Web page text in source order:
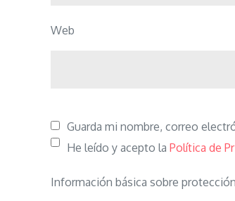
Web
Guarda mi nombre, correo
He leído y acepto la Política de
Información básica sobre